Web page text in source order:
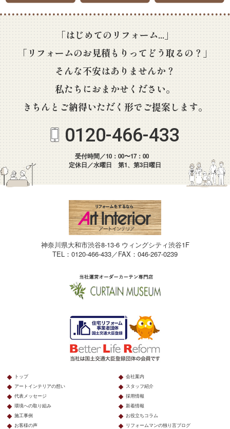
「はじめてのリフォーム...」
「リフォームのお見積もりってどう取るの？」
そんな不安はありませんか？
私たちにおまかせください。
きちんとご納得いただく形でご提案します。
0120-466-433
受付時間／10：00〜17：00
定休日／水曜日 第1、第3日曜日
神奈川県大和市渋谷8-13-6 ウィングシティ渋谷1F
TEL：0120-466-433／FAX：046-267-0239
トップ
アートインテリアの想い
代表メッセージ
環境への取り組み
施工事例
お客様の声
会社案内
スタッフ紹介
採用情報
新着情報
お役立ちコラム
リフォームマンの独り言ブログ